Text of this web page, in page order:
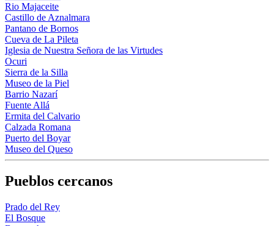
Rio Majaceite
Castillo de Aznalmara
Pantano de Bornos
Cueva de La Pileta
Iglesia de Nuestra Señora de las Virtudes
Ocuri
Sierra de la Silla
Museo de la Piel
Barrio Nazarí
Fuente Allá
Ermita del Calvario
Calzada Romana
Puerto del Boyar
Museo del Queso
Pueblos cercanos
Prado del Rey
El Bosque